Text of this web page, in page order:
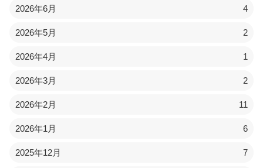
2026年6月 4
2026年5月 2
2026年4月 1
2026年3月 2
2026年2月 11
2026年1月 6
2025年12月 7